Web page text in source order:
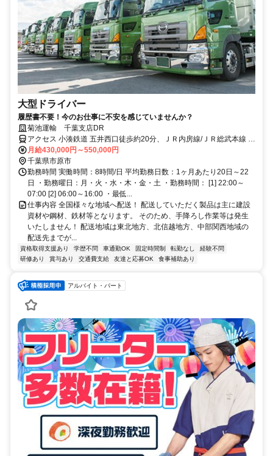
大型ドライバー
履歴書不要！今のお仕事に不安を感じていませんか？
菊池運輸 千葉支店DR
アクセス 小湊鉄道 五井西口徒歩約20分、ＪＲ内房線/ＪＲ総武本線 五
井西口徒歩約20分、連絡バス 五井西口徒歩約20分 五井駅より車で10
分
月給430,000円～550,000円
千葉県市原市
勤務時間 実働時間：8時間/日 平均勤務日数：1ヶ月あたり20日～22
日 ・勤務曜日：月・火・水・木・金・土 ・勤務時間： [1] 22:00～
07:00 [2] 06:00～16:00 ・最低...
仕事内容 全国様々な地域へ配送！ 配送していただく製品は主に建設
資材や鋼材、鉄材等となります。 そのため、手降ろし作業等は発生
いたしません！ 配送地域は東北地方、北信越地方、中部関西地域の
配送先までが...
資格取得支援あり 学歴不問 車通勤OK 固定時間制 転勤なし
経験不問
研修あり
賞与あり 交通費支給 友達と応募OK 食事補助あり
アルバイト・パート